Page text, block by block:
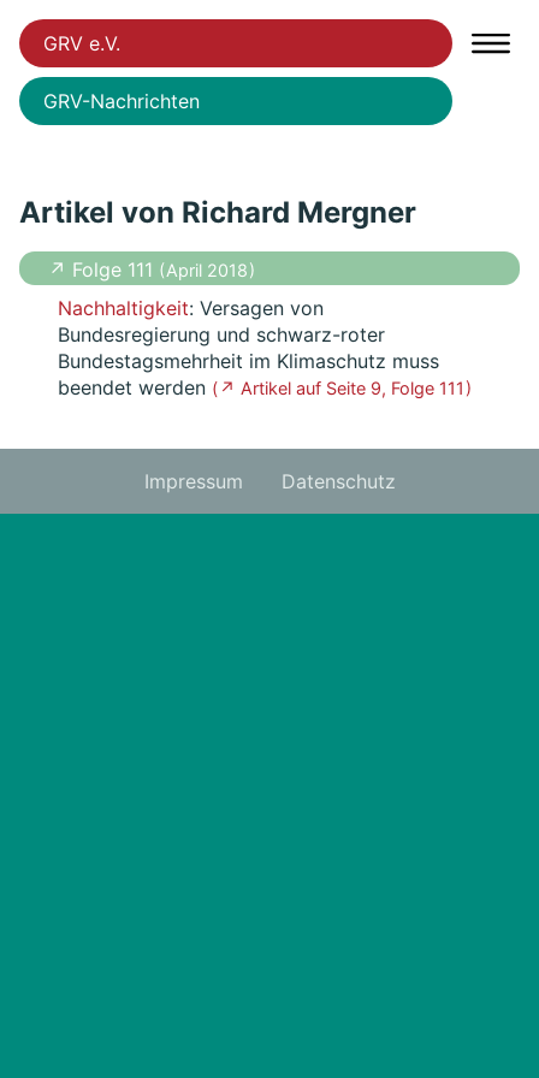
GRV e.V.
GRV-Nachrichten
Artikel von Richard Mergner
↗ Folge 111 ( April 2018 )
Nachhaltigkeit: Versagen von
Bundesregierung und schwarz-roter
Bundestagsmehrheit im Klimaschutz muss
beendet werden ( ↗ Artikel auf Seite 9, Folge 111 )
Impressum Datenschutz